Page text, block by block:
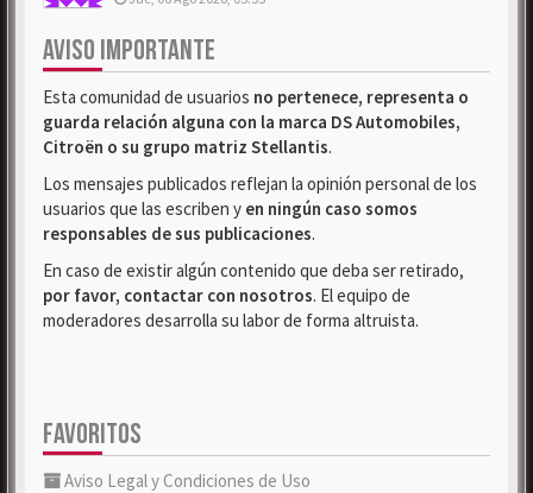
AVISO IMPORTANTE
Esta comunidad de usuarios no pertenece, representa o
guarda relación alguna con la marca DS Automobiles,
Citroën o su grupo matriz Stellantis.
Los mensajes publicados reflejan la opinión personal de los
usuarios que las escriben y en ningún caso somos
responsables de sus publicaciones.
En caso de existir algún contenido que deba ser retirado,
por favor, contactar con nosotros. El equipo de
moderadores desarrolla su labor de forma altruista.
FAVORITOS
Aviso Legal y Condiciones de Uso